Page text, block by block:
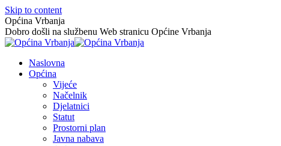
Skip to content
Općina Vrbanja
Dobro došli na službenu Web stranicu Općine Vrbanja
Naslovna
Općina
Vijeće
Načelnik
Djelatnici
Statut
Prostorni plan
Javna nabava